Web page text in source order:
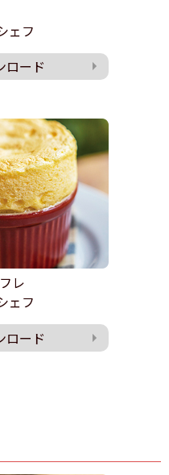
ェフ
ロード
レ
ェフ
ロード